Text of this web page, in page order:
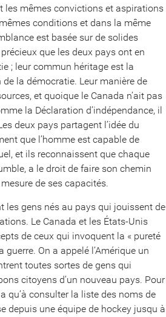
les mêmes convictions et aspirations
conditions et dans la même
est basée sur de solides
que les deux pays ont en
; leur commun héritage est la
la démocratie. Leur manière de
et quoique le Canada n’ait pas
la Déclaration d’indépendance, il
deux pays partagent l’idée du
que l’homme est capable de
et ils reconnaissent que chaque
a le droit de faire son chemin
de ses capacités.
les gens nés au pays qui jouissent de
Le Canada et les États-Unis
de ceux qui invoquent la « pureté
On a appelé l’Amérique un
toutes sortes de gens qui
citoyens d’un nouveau pays. Pour
a qu’à consulter la liste des noms de
depuis une équipe de hockey jusqu à